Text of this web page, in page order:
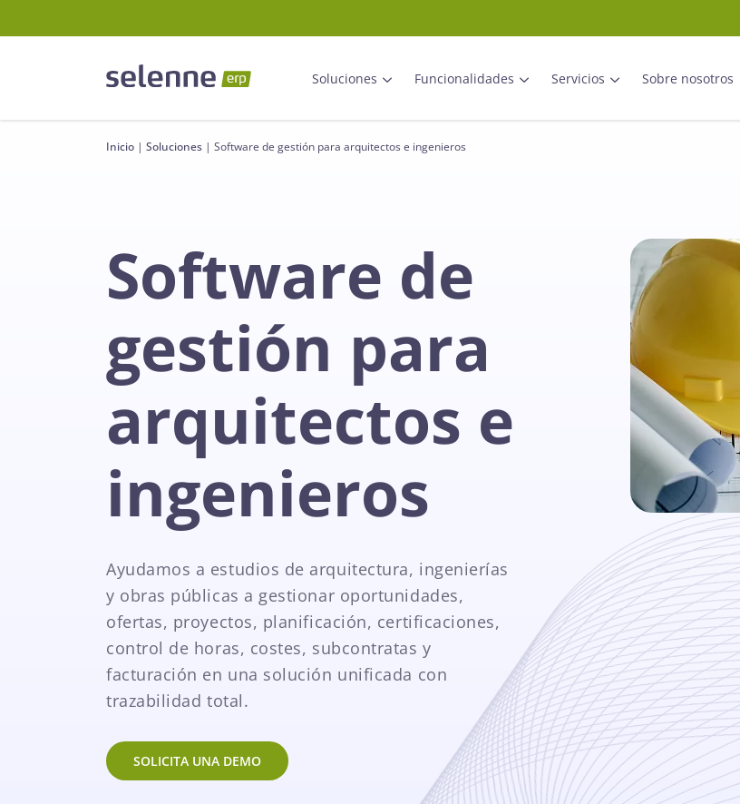
Soluciones Funcionalidades Servicios Sobre nosotros
Inicio | Soluciones | Software de gestión para arquitectos e ingenieros
Software de
gestión para
arquitectos e
ingenieros
Ayudamos a estudios de arquitectura, ingenierías
y obras públicas a gestionar oportunidades,
ofertas, proyectos, planificación, certificaciones,
control de horas, costes, subcontratas y
facturación en una solución unificada con
trazabilidad total.
SOLICITA UNA DEMO